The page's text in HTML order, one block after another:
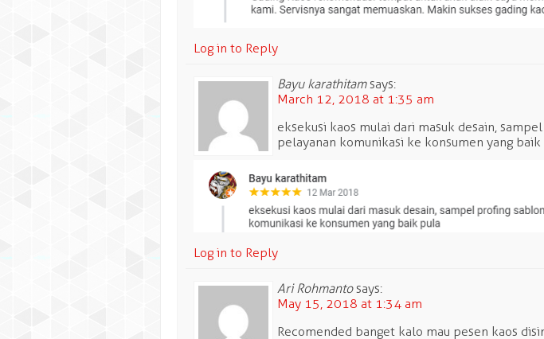
Log in to Reply
Bayu karathitam says:
March 12, 2018 at 1:35 am
eksekusi kaos mulai dari masuk desain,
pelayanan komunikasi ke konsumen yang baik
Log in to Reply
Ari Rohmanto says:
May 15, 2018 at 1:34 am
Recomended banget kalo mau pesen kaos